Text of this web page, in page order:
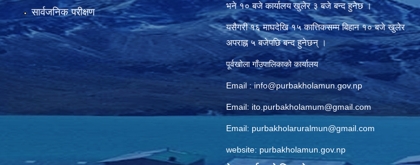
सार्वजनिक परीक्षण
भने १० बजे कार्यालय खुलेर ३ बजे बन्द हुनेछ ।
यसैगरी १६ माघदेखि १५ कात्तिकसम्म बिहान १० बजे खुलेर
अपराह्न ५ बजेपछि बन्द हुनेछन् ।
पूर्वखोला गाँउपालिकाको कार्यालय
Email :info@purbakholamun.gov.np
Email: ito.purbakholamum@gmail.com
Email: purbakholaruralmun@gmail.com
website: purbakholamun.gov.np